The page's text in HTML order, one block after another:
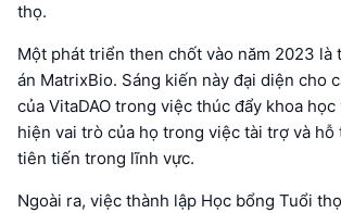
thọ.
Một phát triển then chốt vào năm 2023 là
án MatrixBio. Sáng kiến này đại diện cho
của VitaDAO trong việc thúc đẩy khoa
hiện vai trò của họ trong việc tài trợ và hỗ
tiên tiến trong lĩnh vực.
Ngoài ra, việc thành lập Học bổng Tuổi